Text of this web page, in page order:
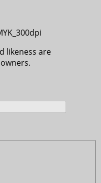
likeness are